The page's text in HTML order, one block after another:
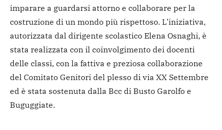
imparare a guardarsi attorno e collaborare per la
costruzione di un mondo più rispettoso. L’iniziativa,
autorizzata dal dirigente scolastico Elena Osnaghi, è
stata realizzata con il coinvolgimento dei docenti
delle classi, con la fattiva e preziosa collaborazione
del Comitato Genitori del plesso di via XX Settembre
ed è stata sostenuta dalla Bcc di Busto Garolfo e
Buguggiate.